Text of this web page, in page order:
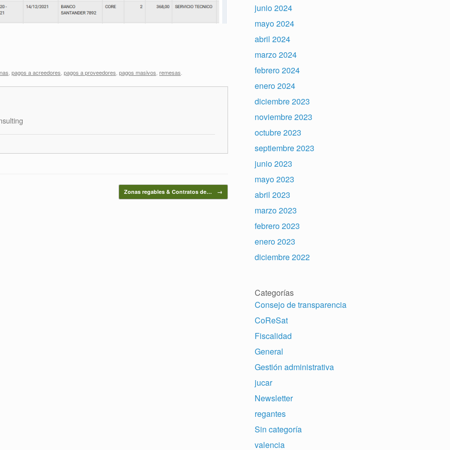
, pagos a acreedores, pagos a proveedores, pagos masivos, remesas.
Zonas regables & Contratos de… →
junio 2024
mayo 2024
abril 2024
marzo 2024
febrero 2024
enero 2024
diciembre 2023
noviembre 2023
octubre 2023
septiembre 2023
junio 2023
mayo 2023
abril 2023
marzo 2023
febrero 2023
enero 2023
diciembre 2022
Categorías
Consejo de transparencia
CoReSat
Fiscalidad
General
Gestión administrativa
jucar
Newsletter
regantes
Sin categoría
valencia